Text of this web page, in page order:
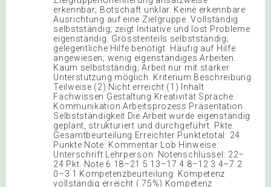
erkennbar; Botschaft unklar. Keine erkennbare
Ausrichtung auf eine Zielgruppe. Vollständig
selbstständig; zeigt Initiative und löst Probleme
eigenständig. Grösstenteils selbstständig;
gelegentliche Hilfe benötigt. Häufig auf Hilfe
angewiesen; wenig eigenständiges Arbeiten.
Kaum selbstständig; Arbeit nur mit starker
Unterstützung möglich. Kriterium Beschreibung
Teilweise (2) Nicht erreicht (1) Inhalt
Fachwissen Gestaltung Kreativität Sprache
Kommunikation Arbeitsprozess Präsentation
Selbstständigkeit Die Arbeit wurde eigenständig
geplant, strukturiert und durchgeführt. Pkte.
Gesamtbeurteilung Erreichter Punktetotal: 24
Punkte Note: Kommentar Lob Hinweise:
Unterschrift Lehrperson: Notenschlüssel: 22–
24 Pkt. Note 6 18–21 5 13–17 4 8–12 3 4–7 2
0–3 1 Kompetenzbeurteilung: Kompetenz
vollständig erreicht ( 75%) Kompetenz